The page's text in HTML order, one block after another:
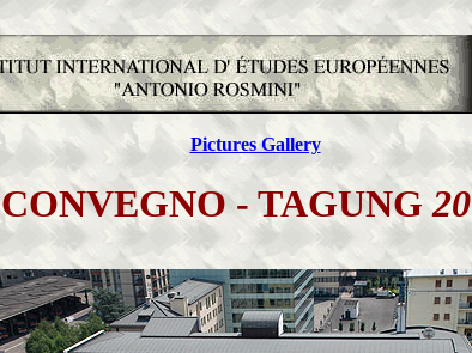
Pictures Gallery
CONVEGNO - TAGUNG